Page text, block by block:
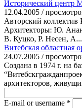
Исторический центр
12.04.2005 /
Авторский
Архитекторы: Ю.
В. Куцко, Р. Несен,
Витебская областная
24.07.2005 /
Создана в 1974 г. на
архитекторов,
E-mail or username *